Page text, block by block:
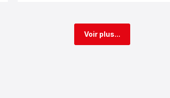
Voir plus...